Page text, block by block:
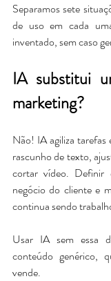
Separamos sete
de uso em cada
inventado, sem caso
IA substitui
marketing?
Não! IA agiliza tarefas
rascunho de texto,
cortar vídeo. Definir
negócio do cliente e
continua sendo
Usar IA sem essa
conteúdo genérico,
vende.